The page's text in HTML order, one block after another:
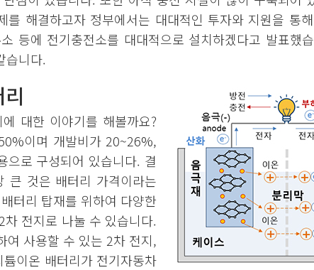
해결하고자 정부에서는 대대적인 투자와 지원을 통
등에 전기충전소를 대대적으로 설치하겠다고 발표했
습니다.
대한 이야기를 해볼까요?
이며 개발비가 20~26%,
로 구성되어 있습니다. 결
큰 것은 배터리 가격이라는
터리 탑재를 위하여 다양한
전지로 나눌 수 있습니다.
여 사용할 수 있는 2차 전지,
이온 배터리가 전기자동차